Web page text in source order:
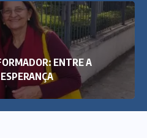
ENTRE A